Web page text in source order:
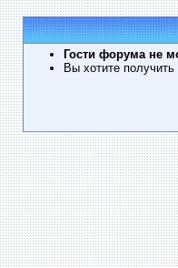
Гости форума не
Вы хотите